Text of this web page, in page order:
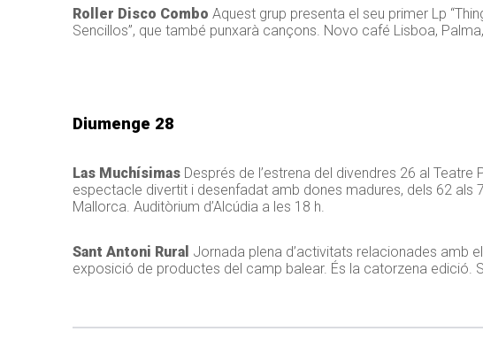
Roller Disco Combo Aquest grup presenta el seu primer Lp
Sencillos”, que també punxarà cançons. Novo café Lisboa, Palma,
Diumenge 28
Las Muchísimas Després de l’estrena del divendres 26 al
espectacle divertit i desenfadat amb dones madures, dels 62
Mallorca. Auditòrium d’Alcúdia a les 18 h.
Sant Antoni Rural Jornada plena d’activitats relacionades amb
exposició de productes del camp balear. És la catorzena edició.